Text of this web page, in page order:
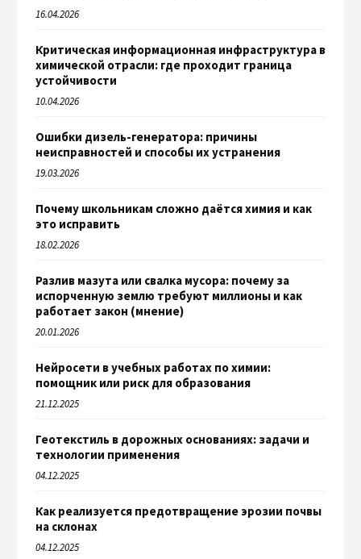
16.04.2026
Критическая информационная инфраструктура в
химической отрасли: где проходит граница
устойчивости
10.04.2026
Ошибки дизель-генератора: причины
неисправностей и способы их устранения
19.03.2026
Почему школьникам сложно даётся химия и как
это исправить
18.02.2026
Разлив мазута или свалка мусора: почему за
испорченную землю требуют миллионы и как
работает закон (мнение)
20.01.2026
Нейросети в учебных работах по химии:
помощник или риск для образования
21.12.2025
Геотекстиль в дорожных основаниях: задачи и
технологии применения
04.12.2025
Как реализуется предотвращение эрозии почвы
на склонах
04.12.2025